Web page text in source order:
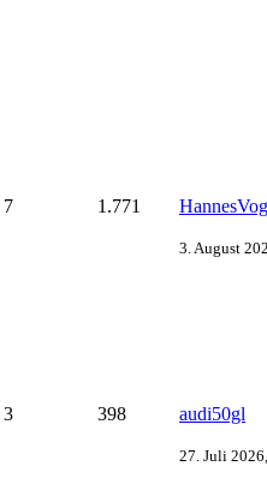
7 1.771
3. August
3 398 audi50gl
27. Juli